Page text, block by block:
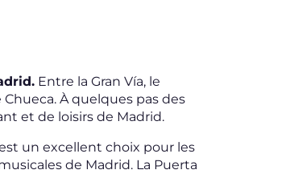
Entre la Gran Vía, le
Chueca. À quelques pas des
et de loisirs de Madrid.
un excellent choix pour les
de Madrid. La Puerta